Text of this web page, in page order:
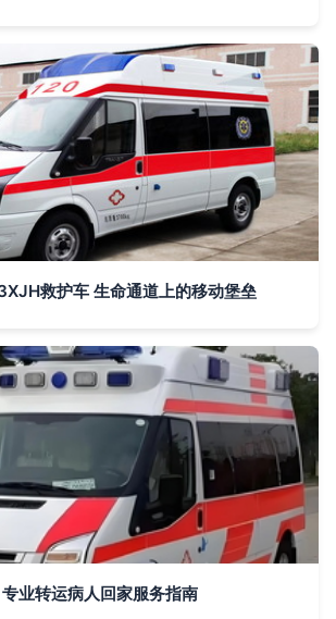
救护车 生命通道上的移动堡垒
业转运病人回家服务指南